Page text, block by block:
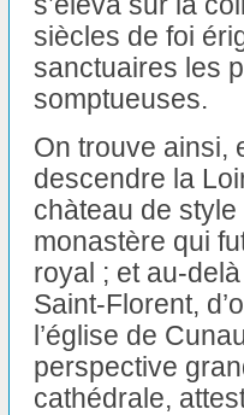
siècles de foi
sanctuaires les
somptueuses.
On trouve ainsi,
descendre la
chàteau de style
monastère qui
royal ; et au-
Saint-Florent,
l’église de
perspective
cathédrale,